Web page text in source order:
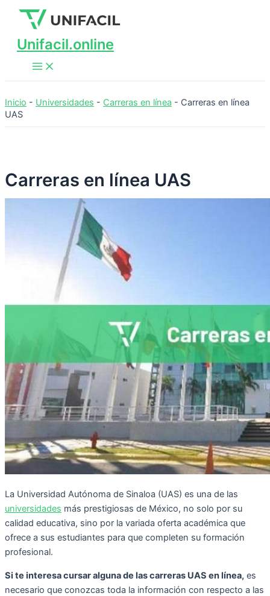
Unifacil.online
Menu
Inicio - Universidades - Carreras en línea - Carreras en línea
UAS
Carreras en línea UAS
La Universidad Autónoma de Sinaloa (UAS) es una de las
universidades más prestigiosas de México, no solo por su
calidad educativa, sino por la variada oferta académica que
ofrece a sus estudiantes para que completen su formación
profesional.
Si te interesa cursar alguna de las carreras UAS en línea, es
necesario que conozcas toda la información con respecto a las